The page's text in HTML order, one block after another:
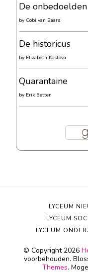
De onbedoelden
by Cobi van Baars
De historicus
by Elizabeth Kostova
Quarantaine
by Erik Betten
© Copyright 2026
voorbehouden.
Themes.
LYCEUM
LYCEUM
LYCEUM